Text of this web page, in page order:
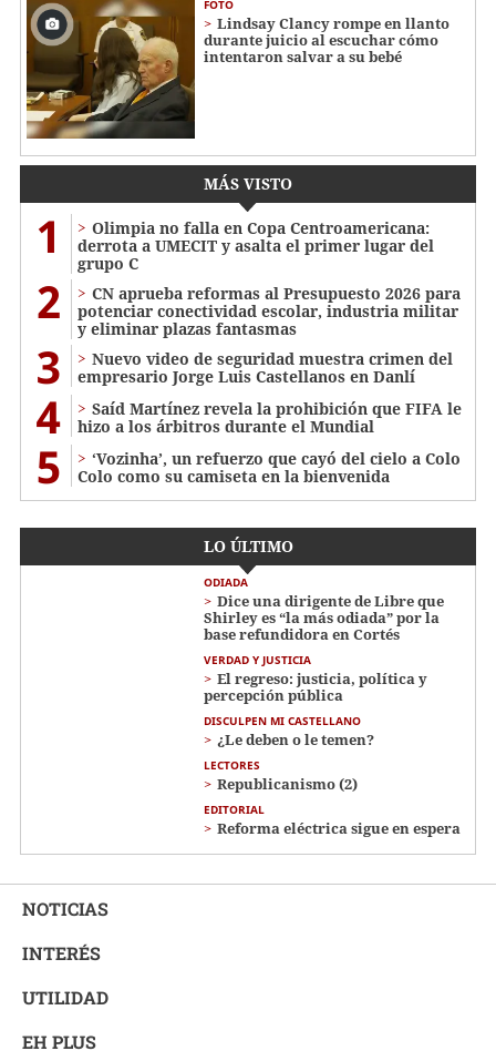
FOTO
Lindsay Clancy rompe en llanto
durante juicio al escuchar cómo
intentaron salvar a su bebé
MÁS VISTO
1
Olimpia no falla en Copa Centroamericana:
derrota a UMECIT y asalta el primer lugar del
grupo C
2
CN aprueba reformas al Presupuesto 2026 para
potenciar conectividad escolar, industria militar
y eliminar plazas fantasmas
3
Nuevo video de seguridad muestra crimen del
empresario Jorge Luis Castellanos en Danlí
4
Saíd Martínez revela la prohibición que FIFA le
hizo a los árbitros durante el Mundial
5
‘Vozinha’, un refuerzo que cayó del cielo a Colo
Colo como su camiseta en la bienvenida
LO ÚLTIMO
ODIADA
Dice una dirigente de Libre que
Shirley es “la más odiada” por la
base refundidora en Cortés
VERDAD Y JUSTICIA
El regreso: justicia, política y
percepción pública
DISCULPEN MI CASTELLANO
¿Le deben o le temen?
LECTORES
Republicanismo (2)
EDITORIAL
Reforma eléctrica sigue en espera
NOTICIAS
INTERÉS
UTILIDAD
EH PLUS